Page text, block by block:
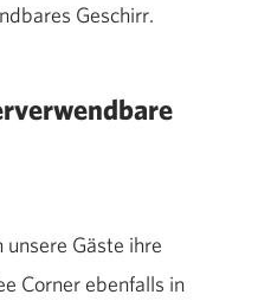
Geschirr.
Gäste ihre
Corner ebenfalls in